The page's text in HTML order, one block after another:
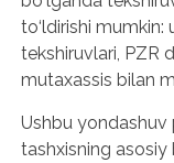
to‘ldirishi
tekshiruvlari, PZR
mutaxassis bilan
Ushbu yondashuv
tashxisning